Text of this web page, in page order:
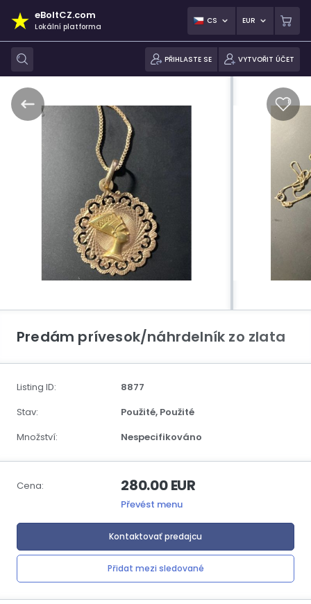
eBoltCZ.com
Lokální platforma
CS EUR
PŘIHLASTE SE VYTVOŘIT ÚČET
Predám prívesok/náhrdelník zo zlata
Listing ID:
8877
Stav:
Použité, Použité
Množství:
Nespecifikováno
Cena: 280.00 EUR
Převést menu
Kontaktovať predajcu
Přidat mezi sledované